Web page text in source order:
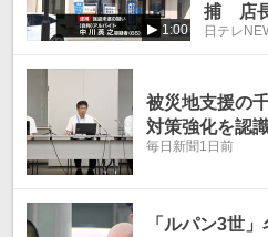
1:00
捕 店
2分後
日テレ
被災地支援の
対策強化を認
毎日新聞1日前
「ルパン3世